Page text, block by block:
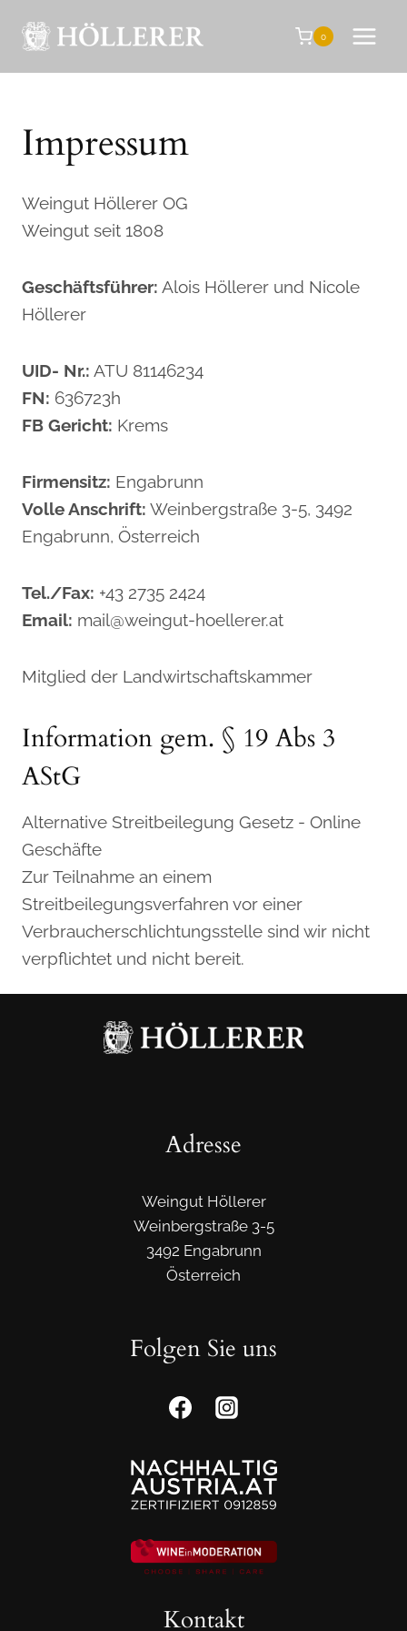
Inhalt
0
Impressum
Weingut Höllerer OG
Weingut seit 1808
Geschäftsführer: Alois Höllerer und Nicole
Höllerer
UID- Nr.: ATU 81146234
FN: 636723h
FB Gericht: Krems
Firmensitz: Engabrunn
Volle Anschrift: Weinbergstraße 3-5, 3492
Engabrunn, Österreich
Tel./Fax: +43 2735 2424
Email: mail@weingut-hoellerer.at
Mitglied der Landwirtschaftskammer
Information gem. § 19 Abs 3
AStG
Alternative Streitbeilegung Gesetz - Online
Geschäfte
Zur Teilnahme an einem
Streitbeilegungsverfahren vor einer
Verbraucherschlichtungsstelle sind wir nicht
verpflichtet und nicht bereit.
Adresse
Weingut Höllerer
Weinbergstraße 3-5
3492 Engabrunn
Österreich
Folgen Sie uns
Kontakt